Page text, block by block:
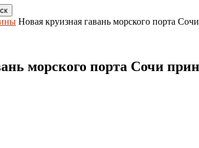
Новая круизная гавань морского порта
морского порта Сочи